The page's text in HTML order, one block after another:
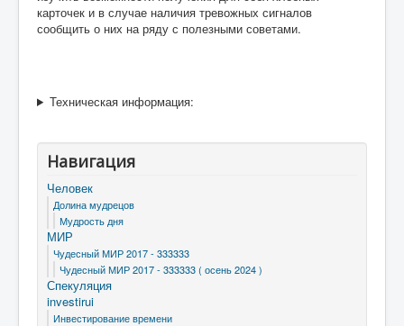
карточек и в случае наличия тревожных сигналов
сообщить о них на ряду с полезными советами.
Техническая информация:
Навигация
Человек
Долина мудрецов
Мудрость дня
МИР
Чудесный МИР 2017 - 333333
Чудесный МИР 2017 - 333333 ( осень 2024 )
Спекуляция
investirui
Инвестирование времени